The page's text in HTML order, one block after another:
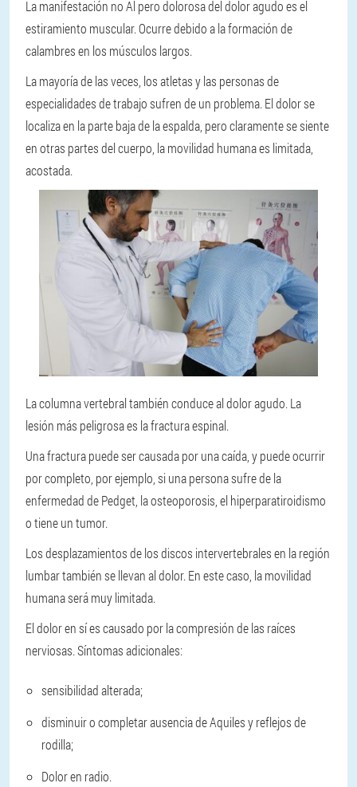
La manifestación no Al pero dolorosa del dolor agudo es el
estiramiento muscular. Ocurre debido a la formación de
calambres en los músculos largos.
La mayoría de las veces, los atletas y las personas de
especialidades de trabajo sufren de un problema. El dolor se
localiza en la parte baja de la espalda, pero claramente se siente
en otras partes del cuerpo, la movilidad humana es limitada,
acostada.
La columna vertebral también conduce al dolor agudo. La
lesión más peligrosa es la fractura espinal.
Una fractura puede ser causada por una caída, y puede ocurrir
por completo, por ejemplo, si una persona sufre de la
enfermedad de Pedget, la osteoporosis, el hiperparatiroidismo
o tiene un tumor.
Los desplazamientos de los discos intervertebrales en la región
lumbar también se llevan al dolor. En este caso, la movilidad
humana será muy limitada.
El dolor en sí es causado por la compresión de las raíces
nerviosas. Síntomas adicionales:
sensibilidad alterada;
disminuir o completar ausencia de Aquiles y reflejos de
rodilla;
Dolor en radio.